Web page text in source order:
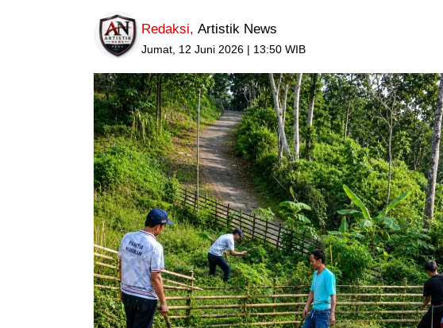
Redaksi, Artistik News
Jumat, 12 Juni 2026 | 13:50 WIB